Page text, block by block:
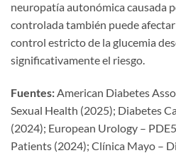
neuropatía autonómica causada
controlada también puede
control estricto de la glucemia
significativamente el riesgo.
Fuentes: American Diabetes
Sexual Health (2025); Diabetes
(2024); European Urology –
Patients (2024); Clínica Mayo –